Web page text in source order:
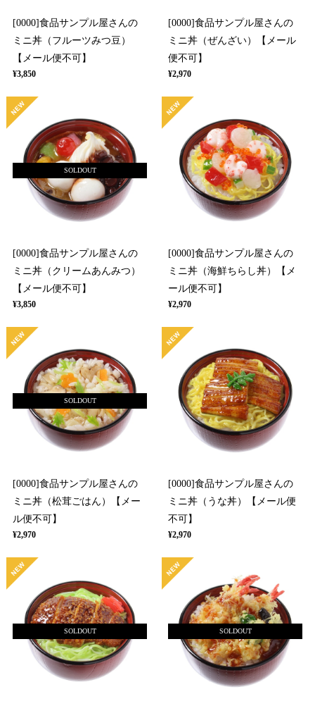
[0000]食品サンプル屋さんの
ミニ丼（フルーツみつ豆）
【メール便不可】
¥3,850
[0000]食品サンプル屋さんの
ミニ丼（ぜんざい）【メール
便不可】
¥2,970
SOLDOUT
[0000]食品サンプル屋さんの
ミニ丼（クリームあんみつ）
【メール便不可】
¥3,850
[0000]食品サンプル屋さんの
ミニ丼（海鮮ちらし丼）【メ
ール便不可】
¥2,970
SOLDOUT
[0000]食品サンプル屋さんの
ミニ丼（松茸ごはん）【メー
ル便不可】
¥2,970
[0000]食品サンプル屋さんの
ミニ丼（うな丼）【メール便
不可】
¥2,970
SOLDOUT SOLDOUT